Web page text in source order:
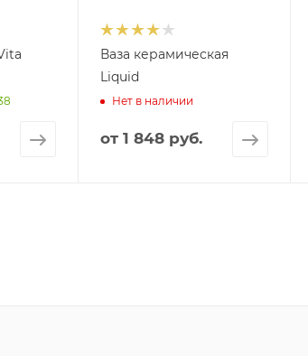
Ваза керамическая
Liquid
Нет в наличии
от 1 848 руб.